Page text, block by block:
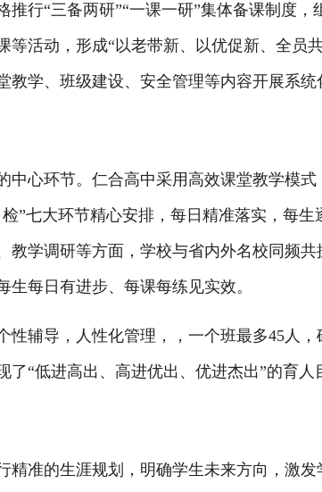
行“三备两研”“一课一研”集体备课制度，
等活动，形成“以老带新、以优促新、全员
教学、班级建设、安全管理等内容开展系统
心环节。仁合高中采用高效课堂教学模式
”七大环节精心安排，每日精准落实，每
教学调研等方面，学校与省内外名校同频
生每日有进步、每课每练见实效。
辅导，人性化管理，，一个班最多45人，
了“低进高出、高进优出、优进杰出”的育人
准的生涯规划，明确学生未来方向，激发